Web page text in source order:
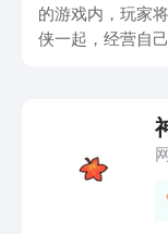
的游戏内，玩家
侠一起，经营自